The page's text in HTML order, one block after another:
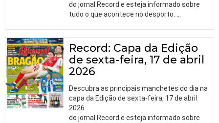
do jornal Record e esteja informado sobre
tudo o que acontece no desporto. …
Record: Capa da Edição
de sexta-feira, 17 de abril
2026
Descubra as principais manchetes do dia na
capa da Edição de sexta-feira, 17 de abril
2026
do jornal Record e esteja informado sobre